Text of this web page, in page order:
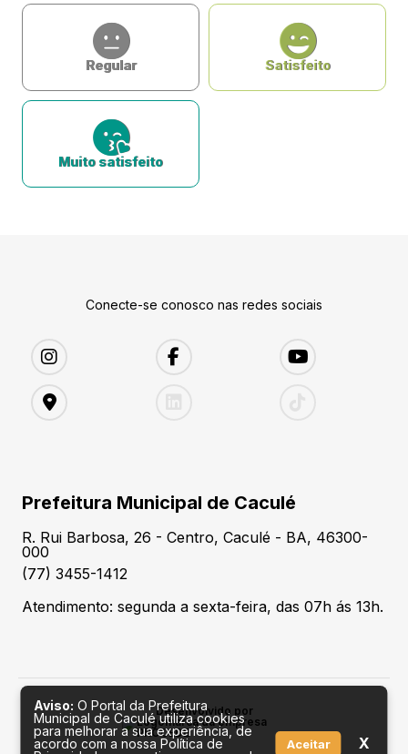
Regular Satisfeito
Muito satisfeito
Conecte-se conosco nas redes sociais
Prefeitura Municipal de Caculé
R. Rui Barbosa, 26 - Centro, Caculé - BA, 46300-
000
(77) 3455-1412
Atendimento: segunda a sexta-feira, das 07h ás 13h.
Desenvolvido por
Aviso: O Portal da Prefeitura
Municipal de Caculé utiliza cookies
para melhorar a sua experiência, de
acordo com a nossa Política de
Aceitar X